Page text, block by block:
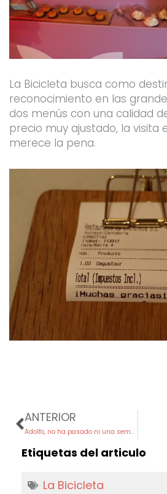
La Bicicleta busca como
reconocimiento en las
dos menús con una calidad
precio muy ajustado, la visita
merece la pena.
Prev
ANTERIOR
Adolfo, no ha pasado ni una semana
Etiquetas del articulo
La Bicicleta